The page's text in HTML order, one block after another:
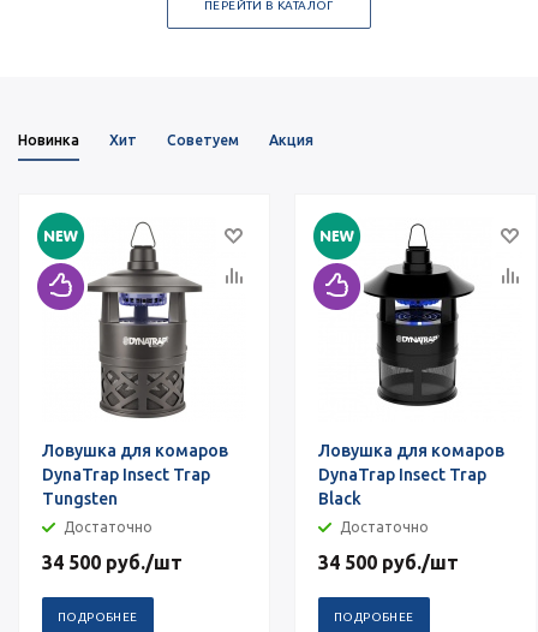
ПЕРЕЙТИ В КАТАЛОГ
Новинка Хит Советуем Акция
Ловушка для комаров
DynaTrap Insect Trap
Tungsten
Достаточно
34 500 руб./шт
ПОДРОБНЕЕ
Ловушка для комаров
DynaTrap Insect Trap
Black
Достаточно
34 500 руб./шт
ПОДРОБНЕЕ